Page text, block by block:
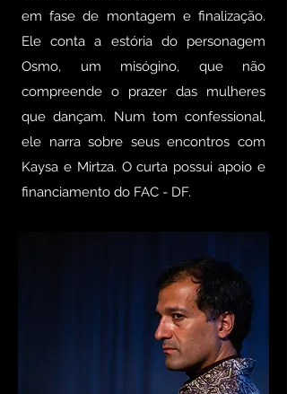
em fase de montagem e finalização.
Ele conta a estória do personagem
Osmo, um misógino, que não
compreende o prazer das mulheres
que dançam. Num tom confessional,
ele narra sobre seus encontros com
Kaysa e Mirtza. O curta possui apoio e
financiamento do FAC - DF.